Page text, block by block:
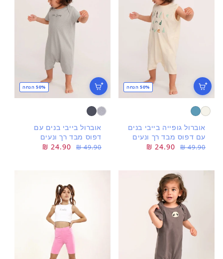
50% הנחה
אוברול גופייה בייבי בנים
עם דפוס מבד רך ונעים
מחיר
49.90 ₪
מחיר
24.90 ₪
50% הנחה
אוברול בייבי בנים עם
דפוס מבד רך ונעים
מחיר
49.90 ₪
מחיר
24.90 ₪